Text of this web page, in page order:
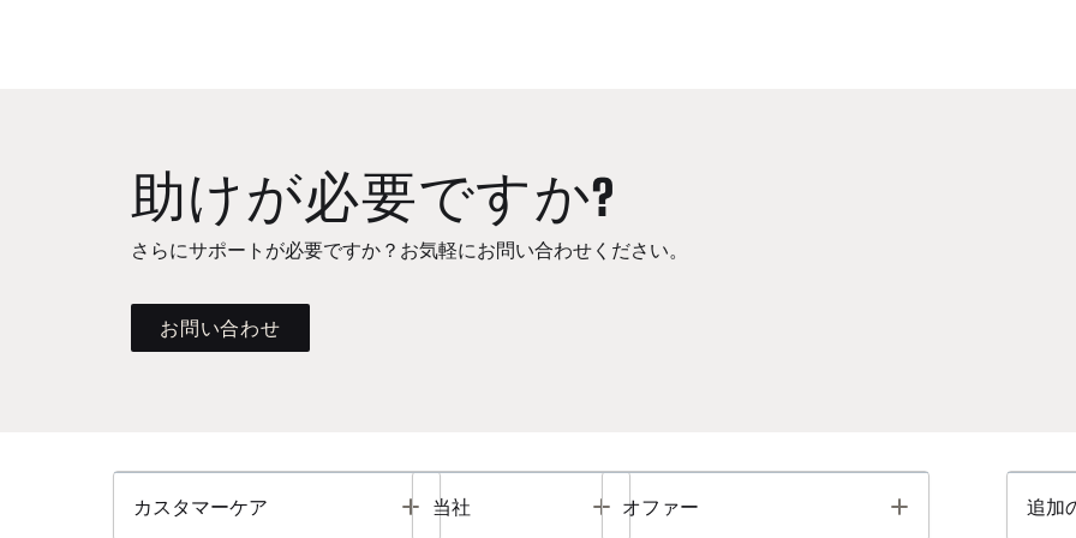
助けが必要ですか?
さらにサポートが必要ですか？お気軽にお問い合わせください。
お問い合わせ
カスタマーケア Toggle
当社 Toggle
オファー Toggle 追加